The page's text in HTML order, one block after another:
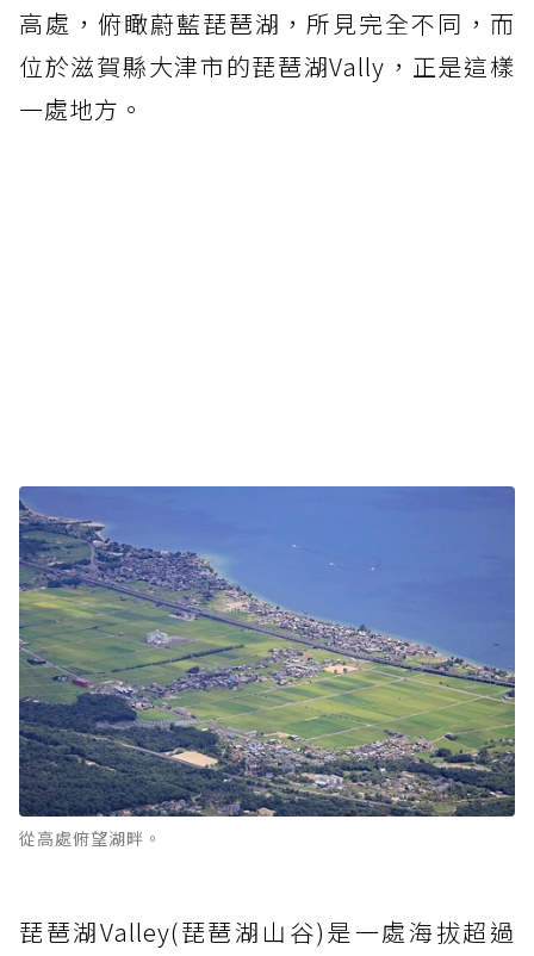
高處，俯瞰蔚藍琵琶湖，所見完全不同，而
位於滋賀縣大津市的琵琶湖Vally，正是這樣
一處地方。
從高處俯望湖畔。
琵琶湖Valley(琵琶湖山谷)是一處海拔超過